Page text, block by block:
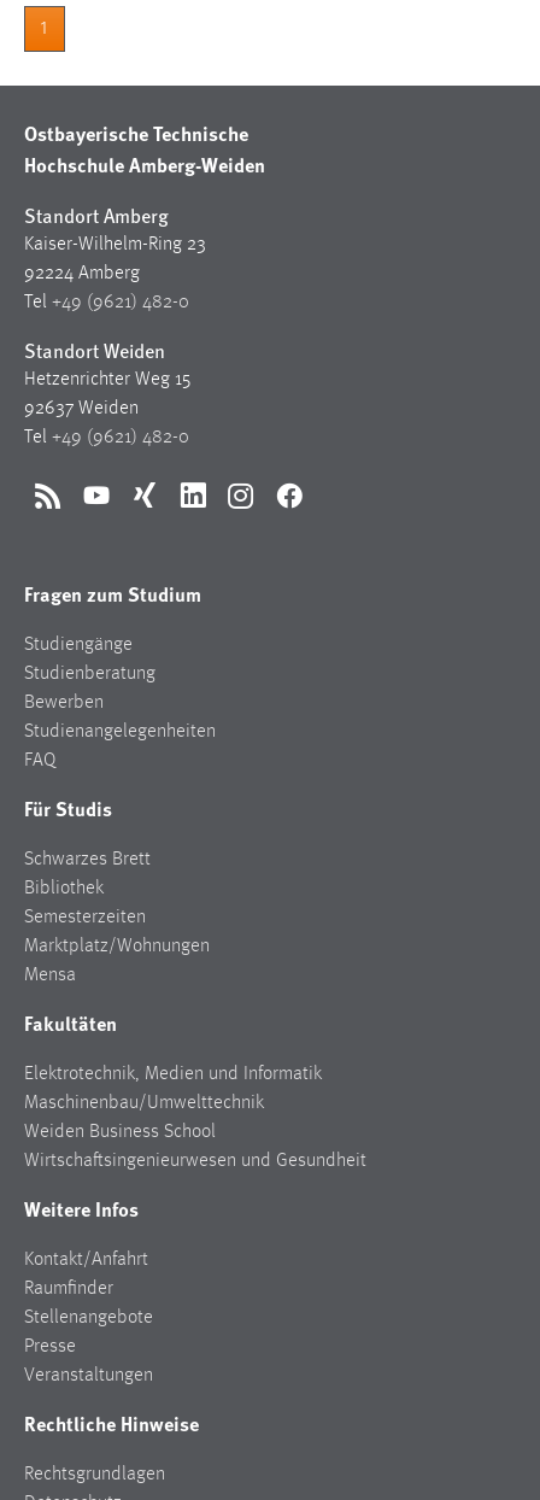
1
Ostbayerische Technische
Hochschule Amberg-Weiden
Standort Amberg
Kaiser-Wilhelm-Ring 23
92224 Amberg
Tel +49 (9621) 482-0
Standort Weiden
Hetzenrichter Weg 15
92637 Weiden
Tel +49 (9621) 482-0
RSS YouTubeXing LinkedInInstagramFacebook
Fragen zum Studium
Studiengänge
Studienberatung
Bewerben
Studienangelegenheiten
FAQ
Für Studis
Schwarzes Brett
Bibliothek
Semesterzeiten
Marktplatz/Wohnungen
Mensa
Fakultäten
Elektrotechnik, Medien und Informatik
Maschinenbau/Umwelttechnik
Weiden Business School
Wirtschaftsingenieurwesen und Gesundheit
Weitere Infos
Kontakt/Anfahrt
Raumfinder
Stellenangebote
Presse
Veranstaltungen
Rechtliche Hinweise
Rechtsgrundlagen